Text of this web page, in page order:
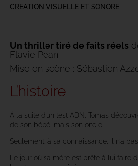
CREATION VISUELLE ET SONORE
Un thriller tiré de faits réels
Flavie Péan
Mise en scène : Sébastien
L’histoire
À la suite d’un test ADN, Tomas
de son bébé, mais son oncle.
Seulement, à sa connaissance, il n’a
Le jour où sa mère est prête à lui faire